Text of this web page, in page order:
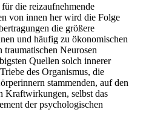
die reizaufnehmende
von innen her wird die Folge
die größere
und häufig zu ökonomischen
traumatischen Neurosen
Quellen solch innerer
des Organismus, die
stammenden, auf den
Kraftwirkungen, selbst das
der psychologischen